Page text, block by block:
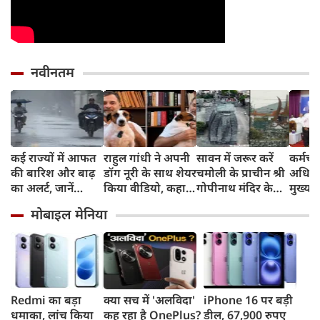
नवीनतम
कई राज्यों में आफत
की बारिश और बाढ़
का अलर्ट, जानें
राहुल गांधी ने अपनी
डॉग नूरी के साथ शेयर
किया वीडियो, कहा,
होंगी, लेकिन मैनेज
कर लेंगे
सावन में जरूर करें
चमोली के प्राचीन श्री
गोपीनाथ मंदिर के
श्रद्धालुओं से अपील
खिले
आनंद
मोबाइल मेनिया
Redmi का बड़ा
धमाका, लांच किया
क्या सच में 'अलविदा'
कह रहा है OnePlus?
iPhone 16 पर बड़ी
डील, 67,900 रुपए